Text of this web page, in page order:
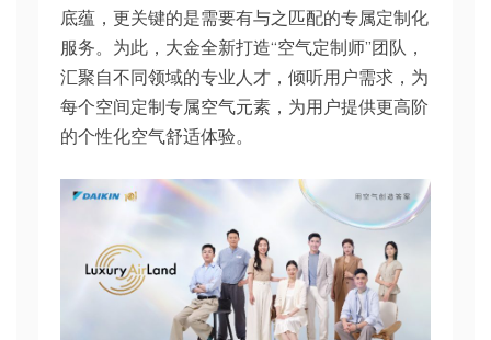
底蕴，更关键的是需要有与之匹配的专属定制化
服务。为此，大金全新打造“空气定制师”团队，
汇聚自不同领域的专业人才，倾听用户需求，为
每个空间定制专属空气元素，为用户提供更高阶
的个性化空气舒适体验。